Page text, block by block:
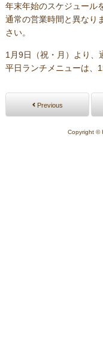
年末年始のスケジュール
通常の営業時間と異なり
さい。
1月9日（祝・月）より、
平日ランチメニューは、
Previous
Copyright ©